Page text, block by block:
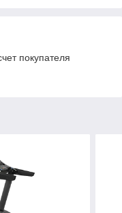
покупателя